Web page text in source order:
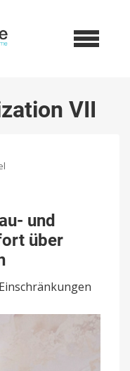
VII
und
über